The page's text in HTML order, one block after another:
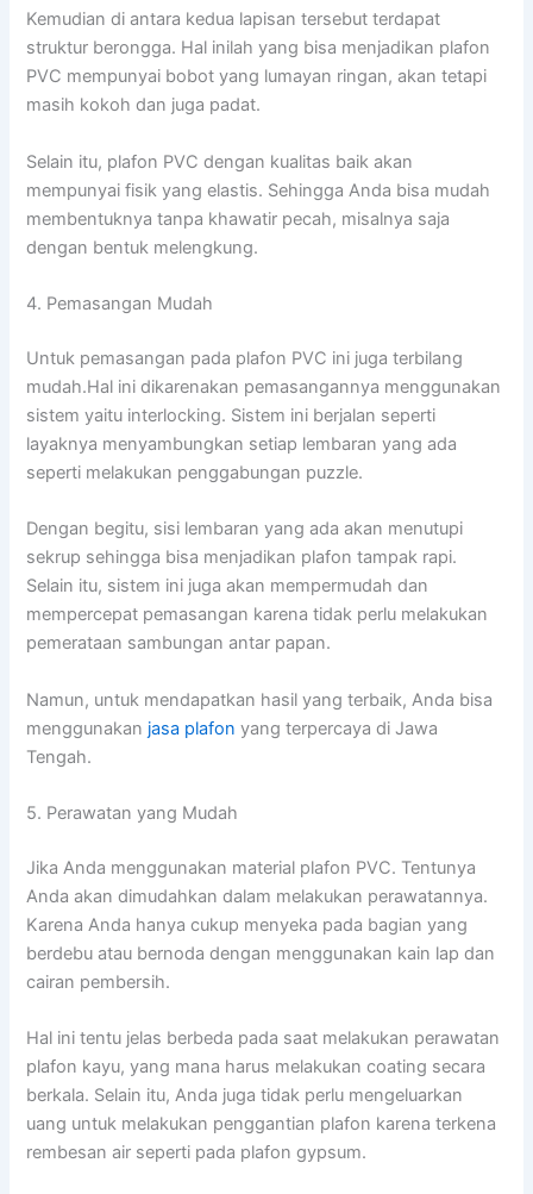
Kemudian di antara kedua lapisan tersebut terdapat
struktur berongga. Hal inilah yang bisa menjadikan plafon
PVC mempunyai bobot yang lumayan ringan, akan tetapi
masih kokoh dan juga padat.
Selain itu, plafon PVC dengan kualitas baik akan
mempunyai fisik yang elastis. Sehingga Anda bisa mudah
membentuknya tanpa khawatir pecah, misalnya saja
dengan bentuk melengkung.
4. Pemasangan Mudah
Untuk pemasangan pada plafon PVC ini juga terbilang
mudah.Hal ini dikarenakan pemasangannya menggunakan
sistem yaitu interlocking. Sistem ini berjalan seperti
layaknya menyambungkan setiap lembaran yang ada
seperti melakukan penggabungan puzzle.
Dengan begitu, sisi lembaran yang ada akan menutupi
sekrup sehingga bisa menjadikan plafon tampak rapi.
Selain itu, sistem ini juga akan mempermudah dan
mempercepat pemasangan karena tidak perlu melakukan
pemerataan sambungan antar papan.
Namun, untuk mendapatkan hasil yang terbaik, Anda bisa
menggunakan jasa plafon yang terpercaya di Jawa
Tengah.
5. Perawatan yang Mudah
Jika Anda menggunakan material plafon PVC. Tentunya
Anda akan dimudahkan dalam melakukan perawatannya.
Karena Anda hanya cukup menyeka pada bagian yang
berdebu atau bernoda dengan menggunakan kain lap dan
cairan pembersih.
Hal ini tentu jelas berbeda pada saat melakukan perawatan
plafon kayu, yang mana harus melakukan coating secara
berkala. Selain itu, Anda juga tidak perlu mengeluarkan
uang untuk melakukan penggantian plafon karena terkena
rembesan air seperti pada plafon gypsum.